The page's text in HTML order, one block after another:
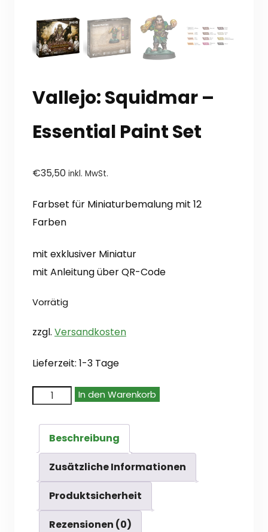
Vallejo: Squidmar –
Essential Paint Set
€35,50 inkl. MwSt.
Farbset für Miniaturbemalung mit 12
Farben
mit exklusiver Miniatur
mit Anleitung über QR-Code
Vorrätig
zzgl. Versandkosten
Lieferzeit: 1-3 Tage
Vallejo:
Paint
Set
Menge
In den Warenkorb
Beschreibung
Zusätzliche Informationen
Produktsicherheit
Rezensionen (0)